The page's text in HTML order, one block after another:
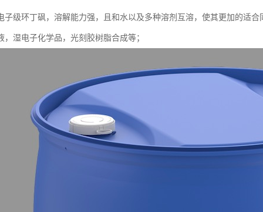
子级环丁砜，溶解能力强，且和水以及多种溶剂互溶，使其更加的适
，湿电子化学品，光刻胶树脂合成等；